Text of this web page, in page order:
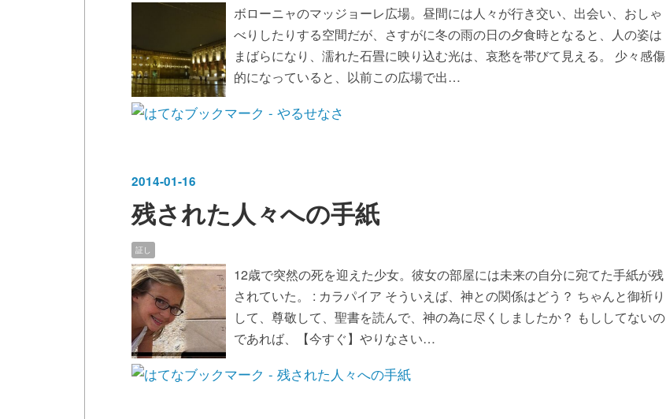
ボローニャのマッジョーレ広場。昼間には人々が行き交い、出会い、おしゃ
べりしたりする空間だが、さすがに冬の雨の日の夕食時となると、人の姿は
まばらになり、濡れた石畳に映り込む光は、哀愁を帯びて見える。 少々感傷
的になっていると、以前この広場で出…
2014-01-16
残された人々への手紙
証し
12歳で突然の死を迎えた少女。彼女の部屋には未来の自分に宛てた手紙が残
されていた。 : カラパイア そういえば、神との関係はどう？ ちゃんと御祈り
して、尊敬して、聖書を読んで、神の為に尽くしましたか？ もししてないの
であれば、【今すぐ】やりなさい…